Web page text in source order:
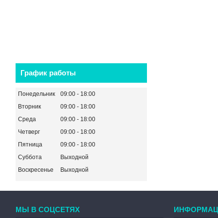
График работы
Понедельник 09:00
18:00
Вторник
09:00
18:00
Среда
09:00
18:00
Четверг
09:00
18:00
Пятница
09:00
18:00
Суббота
Выходной
Воскресенье
Выходной
МЫ В СОЦСЕТЯХ